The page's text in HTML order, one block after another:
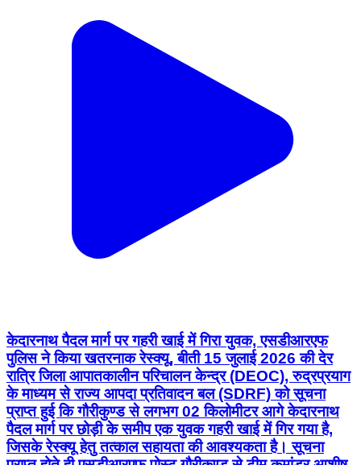
केदारनाथ पैदल मार्ग पर गहरी खाई में गिरा युवक, एसडीआरएफ
पुलिस ने किया खतरनाक रेस्क्यू, बीती 15 जुलाई 2026 की देर
पैदल मार्ग पर छोड़ी के समीप एक युवक गहरी खाई में गिर गया है,
जिसके रेस्क्यू हेतु तत्काल सहायता की आवश्यकता है। सूचना
प्राप्त होते ही एसडीआरएफ पोस्ट गौरीकुण्ड से टीम कमांडर आशीष
डिमरी के नेतृत्व में एक रेस्क्यू टीम आवश्यक बचाव उपकरणों के
साथ घटनास्थल के लिए रवाना हुई। घटनास्थल पर पहुँचकर
एसडीआरएफ टीम ने स्थानीय पुलिस, DDRF एवं YMF के साथ
समन्वय स्थापित करते हुए सघन खोज एवं बचाव अभियान प्रारम्भ
किया। अत्यंत दुर्गम एवं चुनौतीपूर्ण परिस्थितियों के बीच